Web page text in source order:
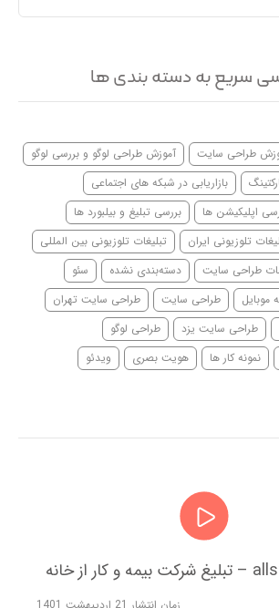
سریع به دسته بندی ها
طراحی سایت
آموزش طراحی لوگو و بررسی لوگو
بازاریابی در شبکه های اجتماعی
اپلیکیشن ها
بررسی تبلیغ و بیلبورد ها
تلوزیونی ایران
تبلیغات تلوزیونی بین المللی
طراحی سایت دسته‌بندی نشده
سئو
موبایل
طراحی سایت
طراحی سایت تهران
طراحی سایت یزد
طراحی لوگو
نمونه کار ها هویت بصری ویدئو